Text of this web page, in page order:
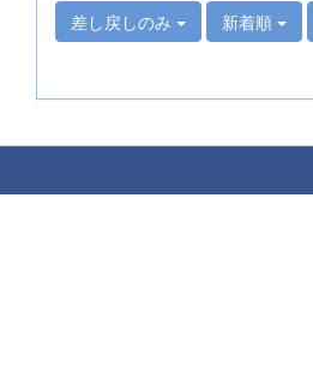
差し戻しのみ 新着順